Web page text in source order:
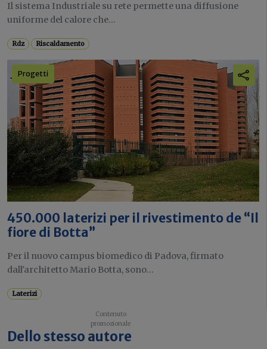
Il sistema Industriale su rete permette una diffusione
uniforme del calore che...
Rdz Riscaldamento
Progetti
450.000 laterizi per il rivestimento de “Il
fiore di Botta”
Per il nuovo campus biomedico di Padova, firmato
dall'architetto Mario Botta, sono...
Laterizi
Dello stesso autore